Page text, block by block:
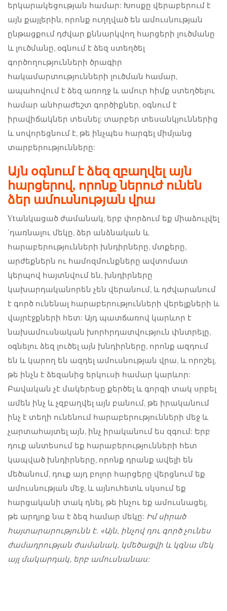
երկարակեցության համար: Խոսքը վերաբերում է
այն քայլերին, որոնք ուղղված են ամուսնության
ընթացքում դժվար քննարկվող հարցերի լուծմանը
և լուծմանը, օգնում է ձեզ ստեղծել
գործողությունների ծրագիր
հակամարտությունների լուծման համար,
ապահովում է ձեզ առողջ և ամուր հիմք ստեղծելու
համար անհրաժեշտ գործիքներ, օգնում է
իրավիճակներ տեսնել: տարբեր տեսանկյուններից
և սովորեցնում է, թե ինչպես հարգել միմյանց
տարբերությունները:
Այն օգնում է ձեզ զբաղվել այն
հարցերով, որոնք ներուժ ունեն
ձեր ամուսնության վրա
Ytանկացած ժամանակ, երբ փորձում եք միաձուլվել
`դառնալու մեկը, ձեր անձնական և
հարաբերությունների խնդիրները, մտքերը,
արժեքներն ու համոզմունքները ավտոմատ
կերպով հայտնվում են, խնդիրները
կախարդականորեն չեն վերանում, և դժվարանում
է գործ ունենալ հարաբերությունների վերելքների և
վայրէջքների հետ: Այդ պատճառով կարևոր է
նախամուսնական խորհրդատվություն փնտրելը,
օգնելու ձեզ լուծել այն խնդիրները, որոնք ազդում
են և կարող են ազդել ամուսնության վրա, և որոշել,
թե ինչն է ձեզանից երկուսի համար կարևոր:
Բավական չէ մակերեսը քերծել և գորգի տակ սրբել
ամեն ինչ և չզբաղվել այն բանում, թե իրականում
ինչ է տեղի ունենում հարաբերությունների մեջ և
չարտահայտել այն, ինչ իրականում ես զգում: Երբ
դուք անտեսում եք հարաբերությունների հետ
կապված խնդիրները, որոնք դրանք ավելի են
մեծանում, դուք այդ բոլոր հարցերը վերցնում եք
ամուսնության մեջ, և այնուհետև սկսում եք
հարցականի տակ դնել, թե ինչու եք ամուսնացել,
թե արդյոք նա է ձեզ համար մեկը: Իմ սիրած
հայտարարությունն է. «Այն, ինչով դու գործ չունես
ժամադրության ժամանակ, կմեծացվի և կգնա մեկ
այլ մակարդակ, երբ ամուսնանաս: